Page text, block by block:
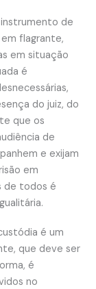
de
flagrante,
em situação
é
do juiz, do
que os
de
e exijam
em
de todos é
é um
que deve ser
é
no